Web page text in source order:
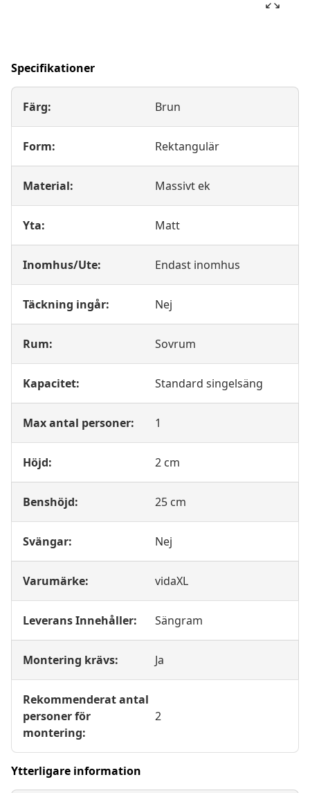
Specifikationer
Färg: Brun
Form: Rektangulär
Material: Massivt ek
Yta: Matt
Inomhus/Ute: Endast inomhus
Täckning ingår: Nej
Rum: Sovrum
Kapacitet: Standard singelsäng
Max antal personer: 1
Höjd: 2 cm
Benshöjd: 25 cm
Svängar: Nej
Varumärke: vidaXL
Leverans Innehåller: Sängram
Montering krävs: Ja
Rekommenderat antal
personer för
montering:
2
Ytterligare information